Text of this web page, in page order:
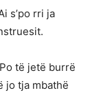
s’po rri ja
të jetë burrë
jo tja mbathë